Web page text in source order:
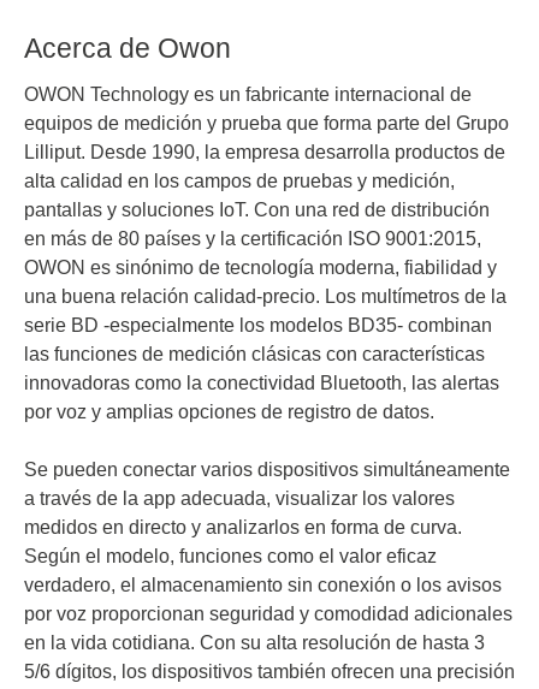
Acerca de Owon
OWON Technology es un fabricante internacional de
equipos de medición y prueba que forma parte del Grupo
Lilliput. Desde 1990, la empresa desarrolla productos de
alta calidad en los campos de pruebas y medición,
pantallas y soluciones IoT. Con una red de distribución
en más de 80 países y la certificación ISO 9001:2015,
OWON es sinónimo de tecnología moderna, fiabilidad y
una buena relación calidad-precio. Los multímetros de la
serie BD -especialmente los modelos BD35- combinan
las funciones de medición clásicas con características
innovadoras como la conectividad Bluetooth, las alertas
por voz y amplias opciones de registro de datos.
Se pueden conectar varios dispositivos simultáneamente
a través de la app adecuada, visualizar los valores
medidos en directo y analizarlos en forma de curva.
Según el modelo, funciones como el valor eficaz
verdadero, el almacenamiento sin conexión o los avisos
por voz proporcionan seguridad y comodidad adicionales
en la vida cotidiana. Con su alta resolución de hasta 3
5/6 dígitos, los dispositivos también ofrecen una precisión